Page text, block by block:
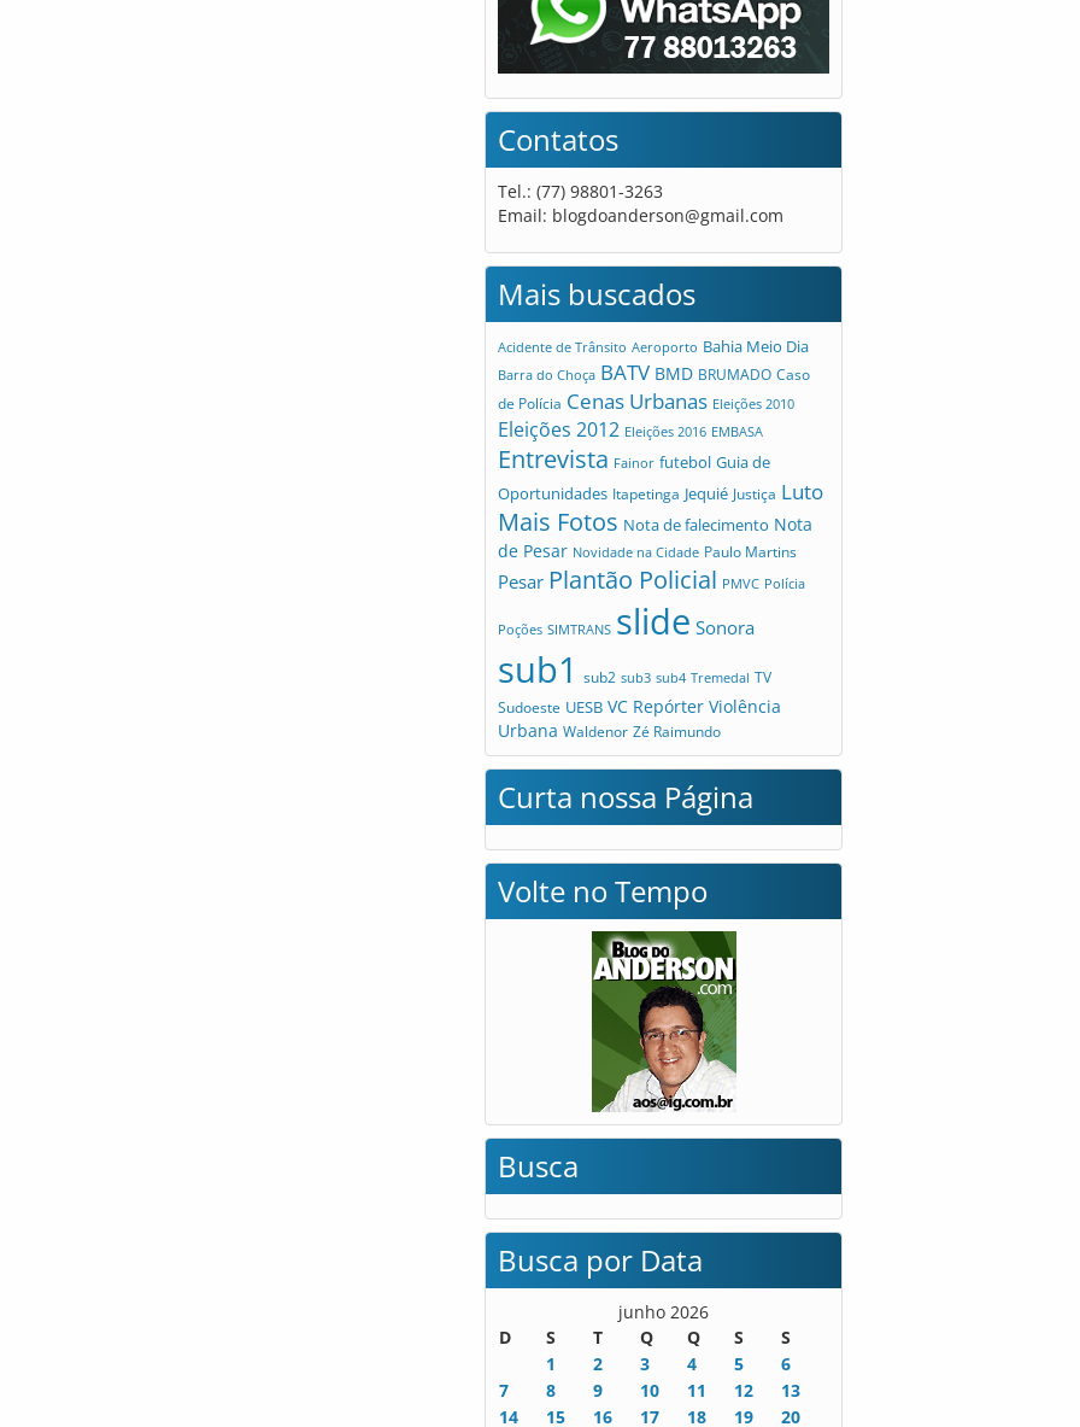
Contatos
Tel.: (77) 98801-3263
Email: blogdoanderson@gmail.com
Mais buscados
Acidente de Trânsito Aeroporto Bahia Meio Dia
Barra do Choça BATV BMD BRUMADO Caso
de Polícia Cenas Urbanas Eleições 2010
Eleições 2012 Eleições 2016 EMBASA
Entrevista Fainor futebol Guia de
Oportunidades Itapetinga Jequié Justiça Luto
Mais Fotos Nota de falecimento Nota
de Pesar Novidade na Cidade Paulo Martins
Pesar Plantão Policial PMVC Polícia
Poções SIMTRANS slide Sonora
sub1 sub2 sub3 sub4 Tremedal TV
Sudoeste UESB VC Repórter Violência
Urbana Waldenor Zé Raimundo
Curta nossa Página
Volte no Tempo
Busca
Busca por Data
junho 2026
D
S T Q Q S
S
1
2 3 4 5
6
7
8 9 10 11 12
13
14
15 16 17 18 19 20